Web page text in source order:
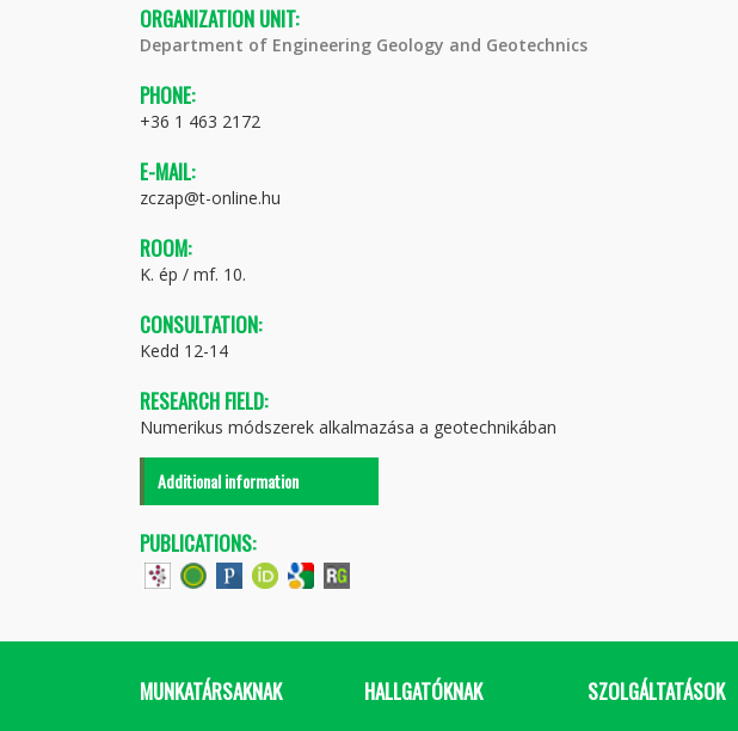
ORGANIZATION UNIT:
Department of Engineering Geology and Geotechnics
PHONE:
+36 1 463 2172
E-MAIL:
zczap@t-online.hu
ROOM:
K. ép / mf. 10.
CONSULTATION:
Kedd 12-14
RESEARCH FIELD:
Numerikus módszerek alkalmazása a geotechnikában
Additional information
PUBLICATIONS:
MUNKATÁRSAKNAK HALLGATÓKNAK SZOLGÁLTATÁSOK